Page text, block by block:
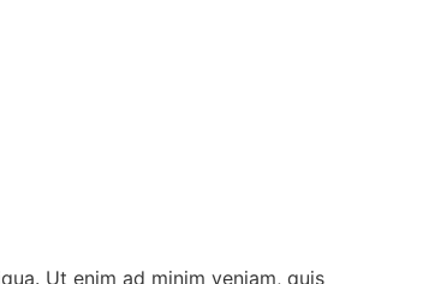
Ut enim ad minim veniam, quis